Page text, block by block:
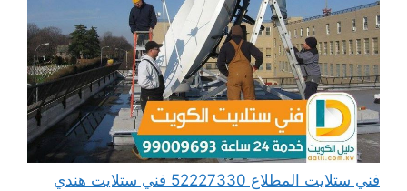
فني ستلايت المطلاع 52227330 فني ستلايت هندي